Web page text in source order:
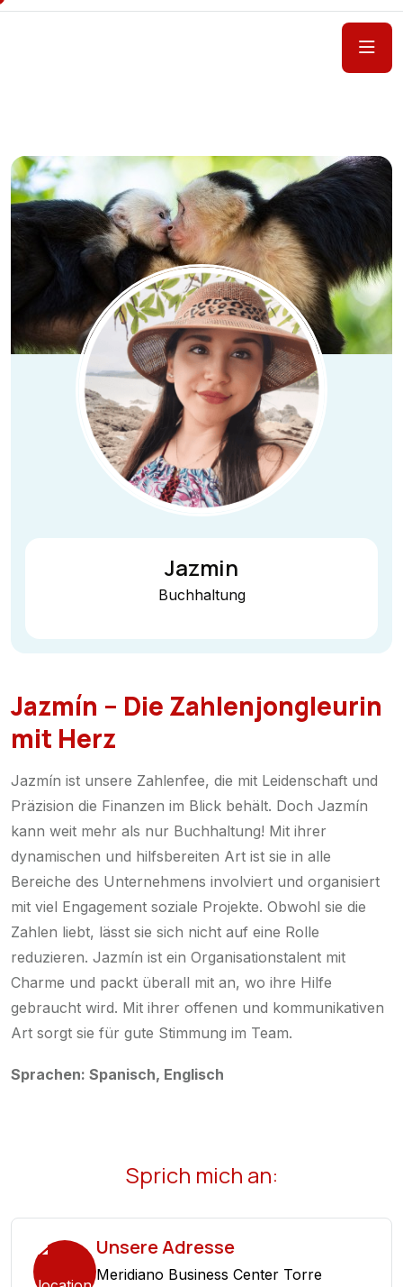
Jazmin
Buchhaltung
Jazmín – Die Zahlenjongleurin
mit Herz
Jazmín ist unsere Zahlenfee, die mit Leidenschaft und
Präzision die Finanzen im Blick behält. Doch Jazmín
kann weit mehr als nur Buchhaltung! Mit ihrer
dynamischen und hilfsbereiten Art ist sie in alle
Bereiche des Unternehmens involviert und organisiert
mit viel Engagement soziale Projekte. Obwohl sie die
Zahlen liebt, lässt sie sich nicht auf eine Rolle
reduzieren. Jazmín ist ein Organisationstalent mit
Charme und packt überall mit an, wo ihre Hilfe
gebraucht wird. Mit ihrer offenen und kommunikativen
Art sorgt sie für gute Stimmung im Team.
Sprachen: Spanisch, Englisch
Sprich mich an:
Unsere Adresse
Meridiano Business Center Torre